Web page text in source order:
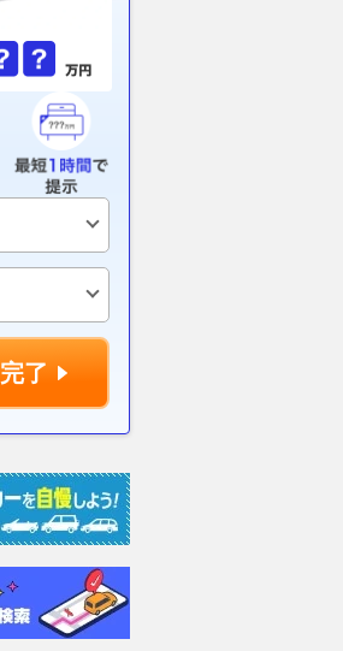
完璧な英国スタイルと、イン
培われた高い信頼性」を融
98万円から
バイクのニュース
了